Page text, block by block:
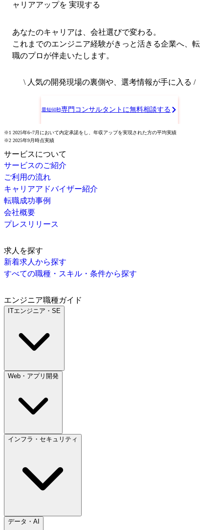
ャリアアップを 実現する
あなたのキャリアは、会社選びで変わる。
これまでのエンジニア経験がきっと活きる企業へ、転
職のプロが伴走いたします。
\ 人気の開発現場の裏側や、選考情報が手に入る /
最短60秒専門コンサルタントに無料相談する
※1 2025年6~7月において内定承諾をし、年収アップを実現された方の平均実績
※2 2025年9月時点実績
サービスについて
サービスのご紹介
ご利用の流れ
キャリアアドバイザー紹介
転職成功事例
会社概要
プレスリリース
求人を探す
新着求人から探す
すべての職種・スキル・条件から探す
エンジニア職種ガイド
ITエンジニア・SE
Web・アプリ開発
インフラ・セキュリティ
データ・AI